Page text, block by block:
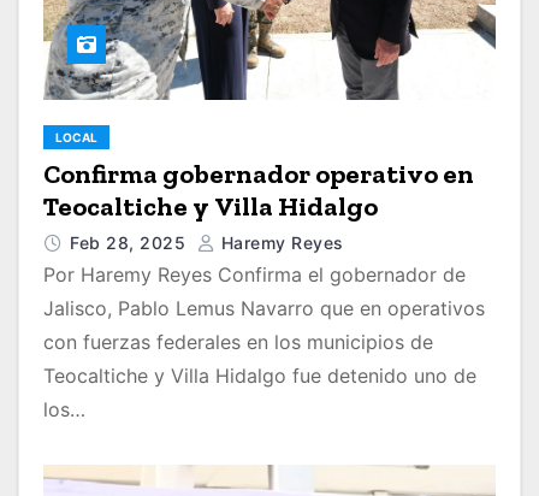
LOCAL
Confirma gobernador operativo en
Teocaltiche y Villa Hidalgo
Feb 28, 2025 Haremy Reyes
Por Haremy Reyes Confirma el gobernador de
Jalisco, Pablo Lemus Navarro que en operativos
con fuerzas federales en los municipios de
Teocaltiche y Villa Hidalgo fue detenido uno de
los…